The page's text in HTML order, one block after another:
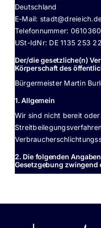
Offene Stellen
Deutschland
E-Mail: stadt@
Telefonnummer:
USt-IdNr: DE 1135 253 22
Der/die gesetzliche(n)
Körperschaft des
Bürgermeister Martin
1. Allgemein
Wir sind nicht bereit
2. Die folgenden
Gesetzgebung zwingend